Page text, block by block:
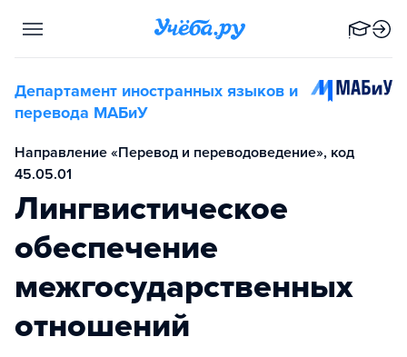
Департамент иностранных языков и
перевода МАБиУ
Направление «Перевод и переводоведение», код
45.05.01
Лингвистическое
обеспечение
межгосударственных
отношений